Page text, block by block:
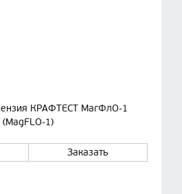
КРАФТЕСТ МагФлО-1
(MagFLO-1)
Заказать